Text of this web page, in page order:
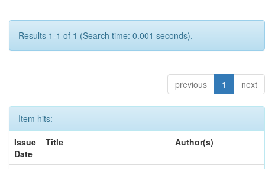
Results 1-1 of 1 (Search time: 0.001 seconds).
previous 1 next
Item hits:
Issue
Date
Title Author(s)